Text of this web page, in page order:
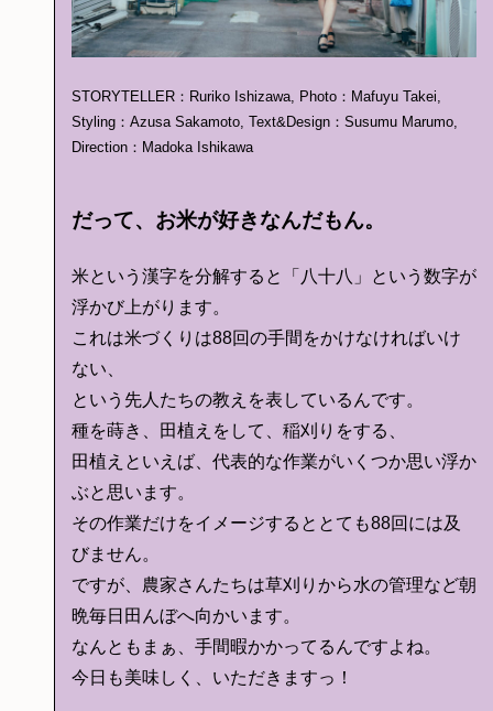
STORYTELLER：Ruriko Ishizawa, Photo：Mafuyu Takei,
Styling：Azusa Sakamoto, Text&Design：Susumu Marumo,
Direction：Madoka Ishikawa
だって、お米が好きなんだもん。
米という漢字を分解すると「八十八」という数字が
浮かび上がります。
これは米づくりは88回の手間をかけなければいけ
ない、
という先人たちの教えを表しているんです。
種を蒔き、田植えをして、稲刈りをする、
田植えといえば、代表的な作業がいくつか思い浮か
ぶと思います。
その作業だけをイメージするととても88回には及
びません。
ですが、農家さんたちは草刈りから水の管理など朝
晩毎日田んぼへ向かいます。
なんともまぁ、手間暇かかってるんですよね。
今日も美味しく、いただきますっ！